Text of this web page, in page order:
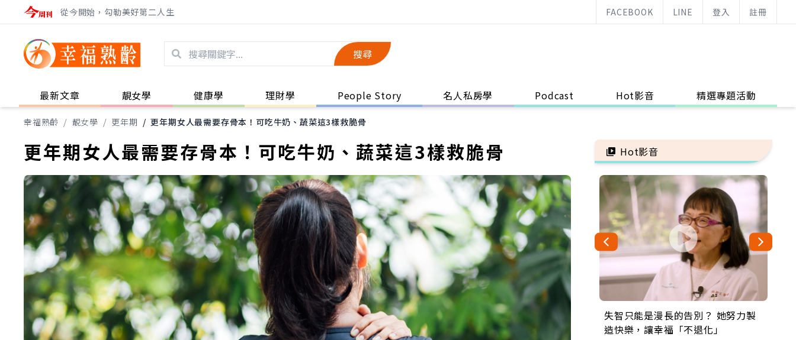
從今開始，勾勒美好第二人生 FACEBOOK LINE 登入 註冊
搜尋
最新文章 靚女學 健康學 理財學 People Story 名人私房學 Podcast Hot影音 精選專題活動
幸福熟齡 / 靚女學 / 更年期 / 更年期女人最需要存骨本！可吃牛奶、蔬菜這3樣救脆骨
更年期女人最需要存骨本！可吃牛奶、蔬菜這3樣救脆骨 Hot影音
失智只能是漫長的告別？ 她努力製
造快樂，讓幸福「不退化」
來自剛果的巧克力神父 為台灣奉獻
36年 「台灣是我的家，我連作夢都
63歲卸矽谷副總、搬回台灣找快
樂！「蛋黃哥小丑」走進安養院，
104歲打破金氏世界紀錄 成為全球
最年長羽球選手，分享長壽的秘密
事業巔峰他選擇追夢…黑手阿伯拉
小提琴還登上小巨蛋！連CNN都大